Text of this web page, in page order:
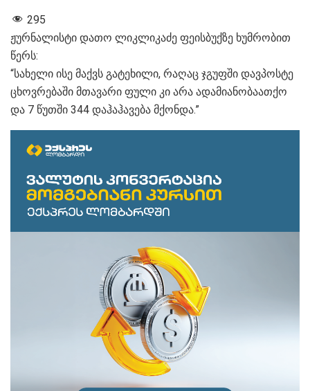
295
ჟურნალისტი დათო ლიკლიკაძე ფეისბუქზე ხუმრობით
წერს:
“სახელი ისე მაქვს გატეხილი, რაღაც ჯგუფში დავპოსტე
ცხოვრებაში მთავარი ფული კი არა ადამიანობაათქო
და 7 წუთში 344 დაჰაჰავება მქონდა.”